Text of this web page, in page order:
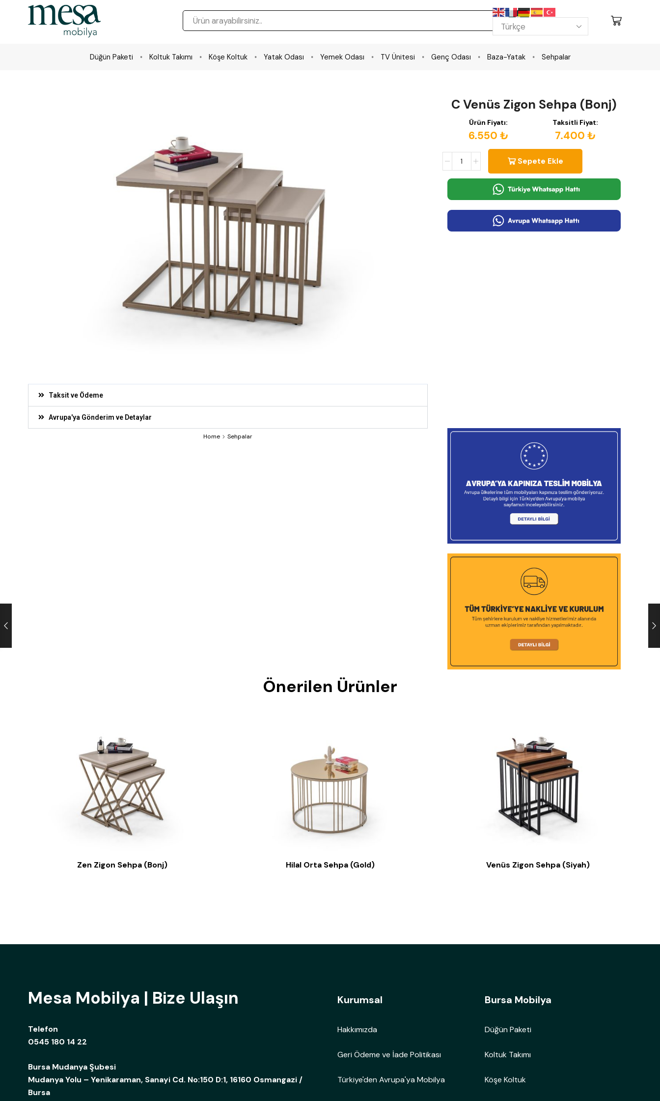
Düğün Paketi Koltuk Takımı Köşe Koltuk Yatak Odası Yemek Odası TV Ünitesi Genç Odası Baza-Yatak Sehpalar
C Venüs Zigon Sehpa (Bonj)
Ürün Fiyatı:
6.550 ₺
Taksitli Fiyat:
7.400 ₺
Sepete Ekle
Taksit ve Ödeme
Avrupa'ya Gönderim ve Detaylar
Home Sehpalar
Önerilen Ürünler
Zen Zigon Sehpa (Bonj) Hilal Orta Sehpa (Gold) Venüs Zigon Sehpa (Siyah)
Mesa Mobilya | Bize Ulaşın
Telefon
0545 180 14 22
Bursa Mudanya Şubesi
Mudanya Yolu – Yenikaraman, Sanayi Cd. No:150 D:1, 16160 Osmangazi /
Bursa
Kurumsal
Hakkımızda
Geri Ödeme ve İade Politikası
Türkiye'den Avrupa'ya Mobilya
Bursa Mobilya
Düğün Paketi
Koltuk Takımı
Köşe Koltuk